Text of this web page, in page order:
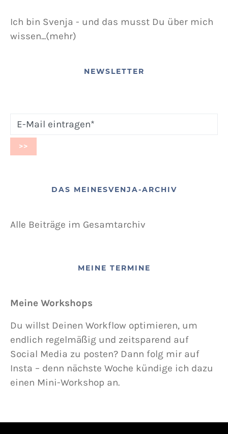
Ich bin Svenja - und das musst Du über mich
wissen...(mehr)
NEWSLETTER
DAS MEINESVENJA-ARCHIV
Alle Beiträge im Gesamtarchiv
MEINE TERMINE
Meine Workshops
Du willst Deinen Workflow optimieren, um
endlich regelmäßig und zeitsparend auf
Social Media zu posten? Dann folg mir auf
Insta – denn nächste Woche kündige ich dazu
einen Mini-Workshop an.